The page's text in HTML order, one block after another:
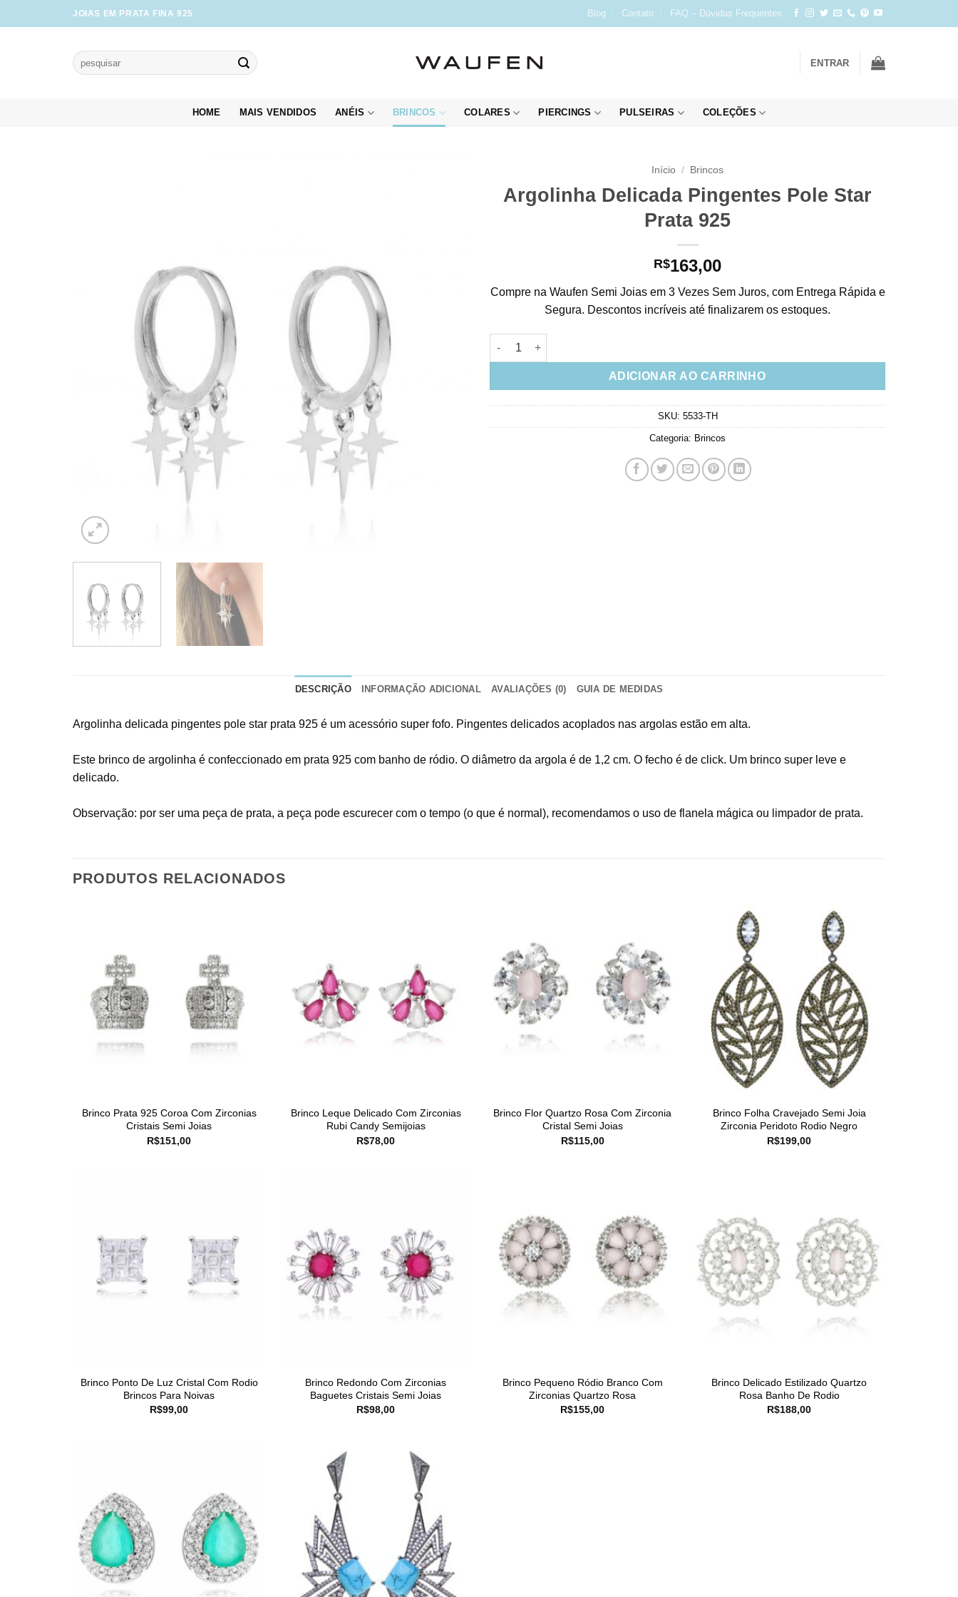
to
JOIAS EM PRATA FINA 925 Blog Contato FAQ – Dúvidas Frequentes
Pesquisar
por:
ENTRAR
HOME MAIS VENDIDOS ANÉIS BRINCOS COLARES PIERCINGS PULSEIRAS COLEÇÕES
Início / Brincos
Argolinha Delicada Pingentes Pole Star
Prata 925
R$163,00
Compre na Waufen Semi Joias em 3 Vezes Sem Juros, com Entrega Rápida e
Segura. Descontos incríveis até finalizarem os estoques.
Argolinha Delicada Pingentes Pole Star Prata 925 quantidade
ADICIONAR AO CARRINHO
SKU: 5533-TH
Categoria: Brincos
DESCRIÇÃO INFORMAÇÃO ADICIONAL AVALIAÇÕES (0) GUIA DE MEDIDAS
Argolinha delicada pingentes pole star prata 925 é um acessório super fofo. Pingentes delicados acoplados nas argolas estão em alta.
Este brinco de argolinha é confeccionado em prata 925 com banho de ródio. O diâmetro da argola é de 1,2 cm. O fecho é de click. Um brinco super leve e
delicado.
Observação: por ser uma peça de prata, a peça pode escurecer com o tempo (o que é normal), recomendamos o uso de flanela mágica ou limpador de prata.
PRODUTOS RELACIONADOS
Brinco Prata 925 Coroa Com Zirconias
Cristais Semi Joias
R$151,00
Brinco Leque Delicado Com Zirconias
Rubi Candy Semijoias
R$78,00
Brinco Flor Quartzo Rosa Com Zirconia
Cristal Semi Joias
R$115,00
Brinco Folha Cravejado Semi Joia
Zirconia Peridoto Rodio Negro
R$199,00
Brinco Ponto De Luz Cristal Com Rodio
Brincos Para Noivas
R$99,00
Brinco Redondo Com Zirconias
Baguetes Cristais Semi Joias
R$98,00
Brinco Pequeno Ródio Branco Com
Zirconias Quartzo Rosa
R$155,00
Brinco Delicado Estilizado Quartzo
Rosa Banho De Rodio
R$188,00